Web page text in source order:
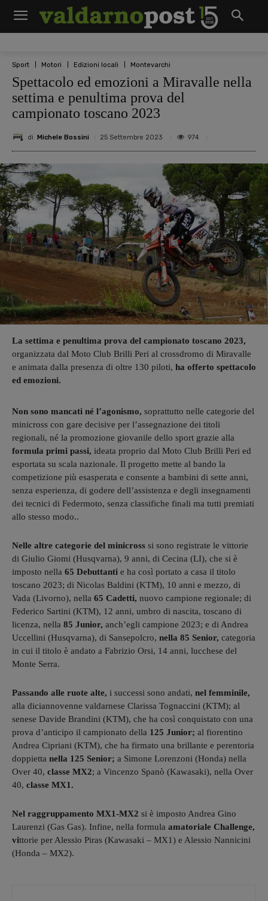
Sport Motori Edizioni locali Montevarchi
Spettacolo ed emozioni a Miravalle nella
settima e penultima prova del
campionato toscano 2023
di Michele Bossini 25 Settembre 2023 974
La settima e penultima prova del campionato toscano 2023,
organizzata dal Moto Club Brilli Peri al crossdromo di Miravalle
e animata dalla presenza di oltre 130 piloti, ha offerto spettacolo
ed emozioni.
Non sono mancati né l’agonismo, soprattutto nelle categorie del
minicross con gare decisive per l’assegnazione dei titoli
regionali, né la promozione giovanile dello sport grazie alla
formula primi passi, ideata proprio dal Moto Club Brilli Peri ed
esportata su scala nazionale. Il progetto mette al bando la
competizione più esasperata e consente a bambini di sette anni,
senza esperienza, di godere dell’assistenza e degli insegnamenti
dei tecnici di Federmoto, senza classifiche finali ma tutti premiati
allo stesso modo..
Nelle altre categorie del minicross si sono registrate le vittorie
di Giulio Giomi (Husqvarna), 9 anni, di Cecina (LI), che si è
imposto nella 65 Debuttanti e ha così portato a casa il titolo
toscano 2023; di Nicolas Baldini (KTM), 10 anni e mezzo, di
Vada (Livorno), nella 65 Cadetti, nuovo campione regionale; di
Federico Sartini (KTM), 12 anni, umbro di nascita, toscano di
licenza, nella 85 Junior, anch’egli campione 2023; e di Andrea
Uccellini (Husqvarna), di Sansepolcro, nella 85 Senior, categoria
in cui il titolo è andato a Fabrizio Orsi, 14 anni, lucchese del
Monte Serra.
Passando alle ruote alte, i successi sono andati, nel femminile,
alla diciannovenne valdarnese Clarissa Tognaccini (KTM); al
senese Davide Brandini (KTM), che ha così conquistato con una
prova d’anticipo il campionato della 125 Junior; al fiorentino
Andrea Cipriani (KTM), che ha firmato una brillante e perentoria
doppietta nella 125 Senior; a Simone Lorenzoni (Honda) nella
Over 40, classe MX2; a Vincenzo Spanò (Kawasaki), nella Over
40, classe MX1.
Nel raggruppamento MX1-MX2 si è imposto Andrea Gino
Laurenzi (Gas Gas). Infine, nella formula amatoriale Challenge,
vittorie per Alessio Piras (Kawasaki – MX1) e Alessio Nannicini
(Honda – MX2).